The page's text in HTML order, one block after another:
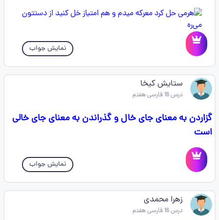
نمایش جواب
ستایش کیخا
درس 16 فارسی هفتم
گزاردن به معنای جای خال و گذراندن به معنای جای خالی
است
نمایش جواب
زهرا محمدی
درس 16 فارسی هفتم